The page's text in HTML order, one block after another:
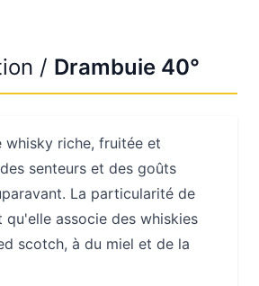
/ Drambuie 40°
whisky riche, fruitée et
senteurs et des goûts
La particularité de
associe des whiskies
scotch, à du miel et de la